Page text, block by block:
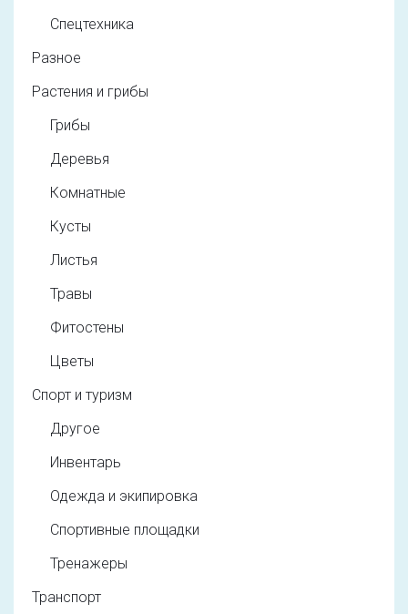
Спецтехника
Разное
Растения и грибы
Грибы
Деревья
Комнатные
Кусты
Листья
Травы
Фитостены
Цветы
Спорт и туризм
Другое
Инвентарь
Одежда и экипировка
Спортивные площадки
Тренажеры
Транспорт